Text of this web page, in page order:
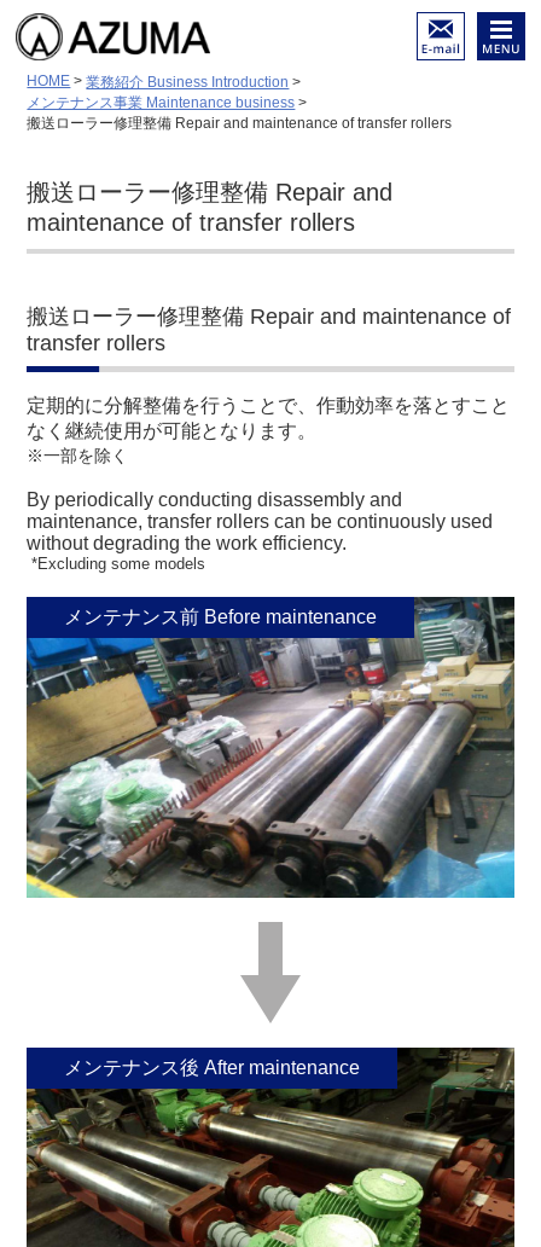
陸舶用内燃機関 各種部品
（摩耗・亀裂・破損）等の
修理と再生
低温溶接－特殊溶接－金属
加工
問い合
HOME >業務紹介 Business Introduction >
メンテナンス事業 Maintenance business >
搬送ローラー修理整備 Repair and maintenance of transfer rollers
搬送ローラー修理整備 Repair and
maintenance of transfer rollers
搬送ローラー修理整備 Repair and maintenance of
transfer rollers
定期的に分解整備を行うことで、作動効率を落とすこと
なく継続使用が可能となります。
※一部を除く
By periodically conducting disassembly and
maintenance, transfer rollers can be continuously used
without degrading the work efficiency.
*Excluding some models
メンテナンス前 Before maintenance
メンテナンス後 After maintenance